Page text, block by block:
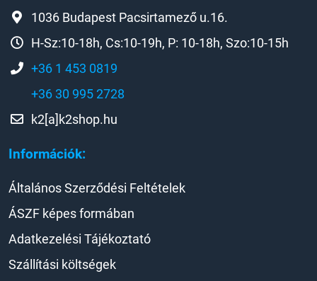
Információk:
1036 Budapest Pacsirtamező u.16.
H-Sz:10-18h, Cs:10-19h, P: 10-18h, Szo:10-15h
+36 1 453 0819
+36 30 995 2728
k2[a]k2shop.hu
Általános Szerződési Feltételek
ÁSZF képes formában
Adatkezelési Tájékoztató
Szállítási költségek